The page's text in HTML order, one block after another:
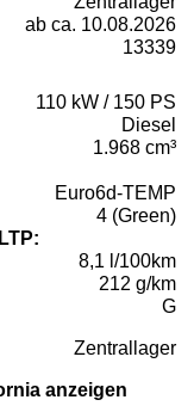
ab ca. 10.08.2026
13339
110 kW / 150 PS
Diesel
1.968 cm³
Euro6d-TEMP
4 (Green)
8,1 l/100km
212 g/km
G
Zentrallager
anzeigen